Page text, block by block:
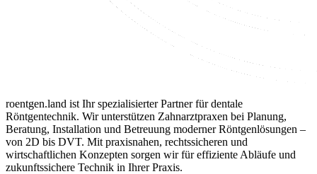
roentgen.land ist Ihr spezialisierter Partner für dentale
Röntgentechnik. Wir unterstützen Zahnarztpraxen bei Planung,
Beratung, Installation und Betreuung moderner Röntgenlösungen –
von 2D bis DVT. Mit praxisnahen, rechtssicheren und
wirtschaftlichen Konzepten sorgen wir für effiziente Abläufe und
zukunftssichere Technik in Ihrer Praxis.